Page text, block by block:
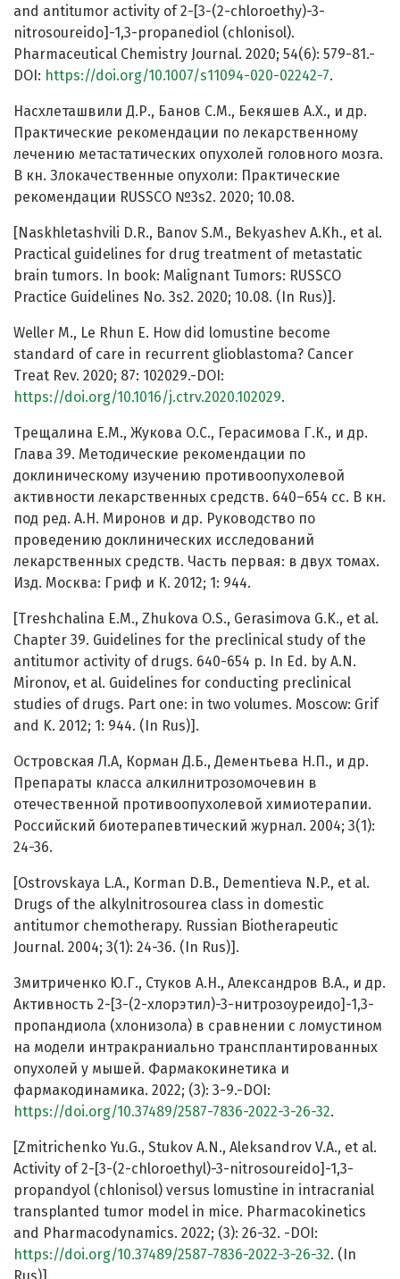
and antitumor activity of 2-[3-(2-chloroethy)-3-
nitrosoureido]-1,3-propanediol (chlonisol).
Pharmaceutical Chemistry Journal. 2020; 54(6): 579-81.-
DOI: https://doi.org/10.1007/s11094-020-02242-7.
Насхлеташвили Д.Р., Банов С.М., Бекяшев А.Х., и др.
Практические рекомендации по лекарственному
лечению метастатических опухолей головного мозга.
В кн. Злокачественные опухоли: Практические
рекомендации RUSSCO №3s2. 2020; 10.08.
[Naskhletashvili D.R., Banov S.M., Bekyashev A.Kh., et al.
Practical guidelines for drug treatment of metastatic
brain tumors. In book: Malignant Tumors: RUSSCO
Practice Guidelines No. 3s2. 2020; 10.08. (In Rus)].
Weller M., Le Rhun E. How did lomustine become
standard of care in recurrent glioblastoma? Cancer
Treat Rev. 2020; 87: 102029.-DOI:
https://doi.org/10.1016/j.ctrv.2020.102029.
Трещалина Е.М., Жукова О.С., Герасимова Г.К., и др.
Глава 39. Методические рекомендации по
доклиническому изучению противоопухолевой
активности лекарственных средств. 640–654 сс. В кн.
под ред. А.Н. Миронов и др. Руководство по
проведению доклинических исследований
лекарственных средств. Часть первая: в двух томах.
Изд. Москва: Гриф и К. 2012; 1: 944.
[Treshchalina E.M., Zhukova O.S., Gerasimova G.K., et al.
Chapter 39. Guidelines for the preclinical study of the
antitumor activity of drugs. 640-654 p. In Ed. by A.N.
Mironov, et al. Guidelines for conducting preclinical
studies of drugs. Part one: in two volumes. Moscow: Grif
and K. 2012; 1: 944. (In Rus)].
Островская Л.А, Корман Д.Б., Дементьева Н.П., и др.
Препараты класса алкилнитрозомочевин в
отечественной противоопухолевой химиотерапии.
Российский биотерапевтический журнал. 2004; 3(1):
24-36.
[Ostrovskaya L.A., Korman D.B., Dementieva N.P., et al.
Drugs of the alkylnitrosourea class in domestic
antitumor chemotherapy. Russian Biotherapeutic
Journal. 2004; 3(1): 24-36. (In Rus)].
Змитриченко Ю.Г., Стуков А.Н., Александров В.А., и др.
Активность 2-[3-(2-хлорэтил)-3-нитрозоуреидо]-1,3-
пропандиола (хлонизола) в сравнении с ломустином
на модели интракраниально трансплантированных
опухолей у мышей. Фармакокинетика и
фармакодинамика. 2022; (3): 3-9.-DOI:
https://doi.org/10.37489/2587-7836-2022-3-26-32.
[Zmitrichenko Yu.G., Stukov A.N., Aleksandrov V.А., et al.
Activity of 2-[3-(2-chloroethyl)-3-nitrosoureido]-1,3-
propandyоl (chlonisol) versus lomustine in intracranial
transplanted tumor model in mice. Pharmacokinetics
and Pharmacodynamics. 2022; (3): 26-32. -DOI:
https://doi.org/10.37489/2587-7836-2022-3-26-32. (In